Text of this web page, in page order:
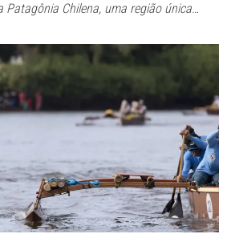
Patagônia Chilena, uma região única…